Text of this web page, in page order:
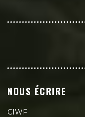
NOUS ÉCRIRE
CIWF